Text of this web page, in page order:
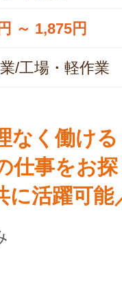
～ 1,875円
/工場・軽作業
なく働け
仕事をお
に活躍可